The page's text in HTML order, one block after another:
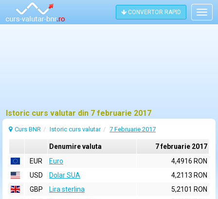
CONVERTOR RAPID
Istoric curs valutar din 7 februarie 2017
Curs BNR Istoric curs valutar 7 Februarie 2017
Denumire valuta
7 februarie 2017
EUR
Euro
4,4916 RON
USD
Dolar SUA
4,2113 RON
GBP
Lira sterlina
5,2101 RON